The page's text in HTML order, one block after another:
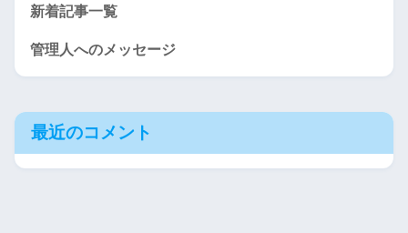
新着記事一覧
管理人へのメッセージ
最近のコメント